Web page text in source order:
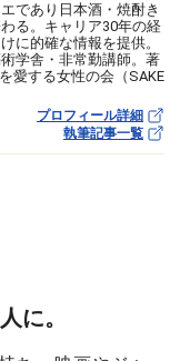
であり日本酒・焼酎き
る。キャリア30年の経
に的確な情報を提供。
学舎・非常勤講師。著
愛する女性の会（SAKE
プロフィール詳細
執筆記事一覧
に。